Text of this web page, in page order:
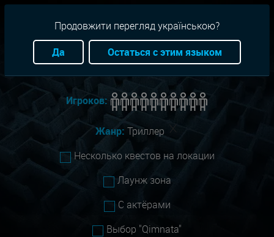
Город: Все
Игроков:
Жанр: Триллер
Несколько квестов на локации
Лаунж зона
С актёрами
Выбор "Qimnata"
Продовжити перегляд українською?
Да
Остаться с этим языком